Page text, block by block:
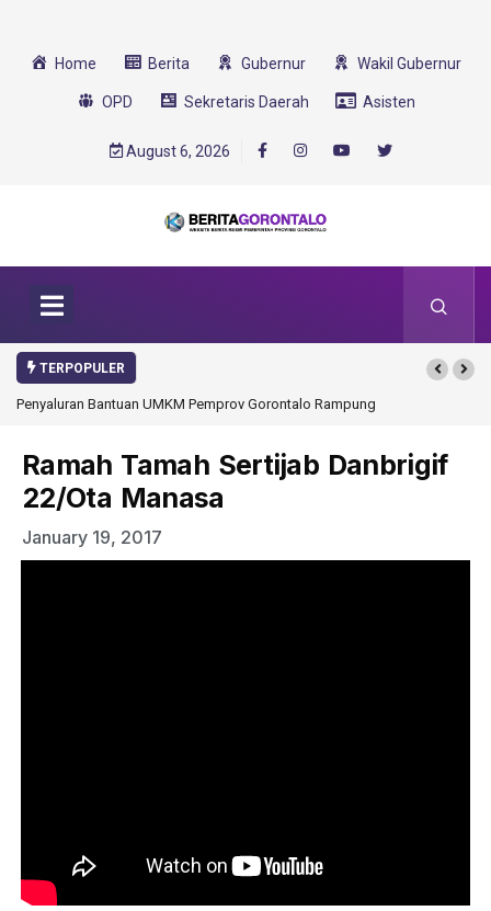
Home Berita Gubernur Wakil Gubernur
OPD Sekretaris Daerah Asisten
August 6, 2026
TERPOPULER
Penyaluran Bantuan UMKM Pemprov Gorontalo Rampung
Ramah Tamah Sertijab Danbrigif
22/Ota Manasa
January 19, 2017